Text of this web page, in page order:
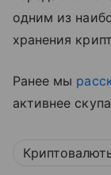
одним из
хранения
Ранее мы
активнее